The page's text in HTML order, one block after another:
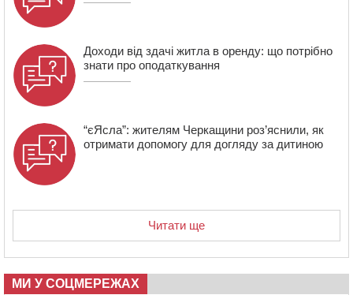
Доходи від здачі житла в оренду: що потрібно
знати про оподаткування
“єЯсла”: жителям Черкащини роз’яснили, як
отримати допомогу для догляду за дитиною
Читати ще
МИ У СОЦМЕРЕЖАХ